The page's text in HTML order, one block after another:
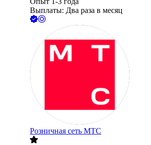
Выплаты: Два раза в месяц
Розничная сеть МТС